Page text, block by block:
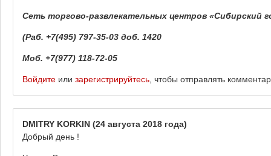
Сеть торгово-развлекательных центров «Сибирский
(Раб. +7(495) 797-35-03 доб. 1420
Моб. +7(977) 118-72-05
Войдите или зарегистрируйтесь , чтобы отправлять
DMITRY KORKIN (24 августа 2018 года)
Добрый день !